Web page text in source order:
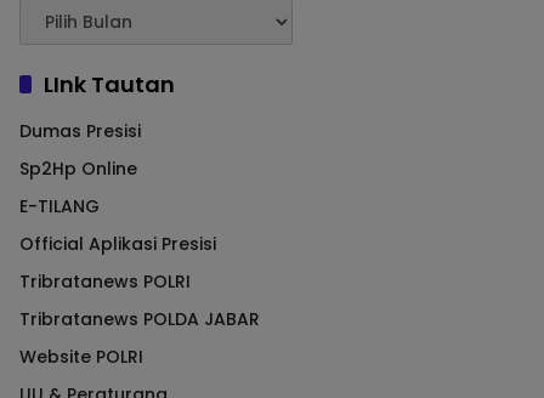
LInk Tautan
Dumas Presisi
Sp2Hp Online
E-TILANG
Official Aplikasi Presisi
Tribratanews POLRI
Tribratanews POLDA JABAR
Website POLRI